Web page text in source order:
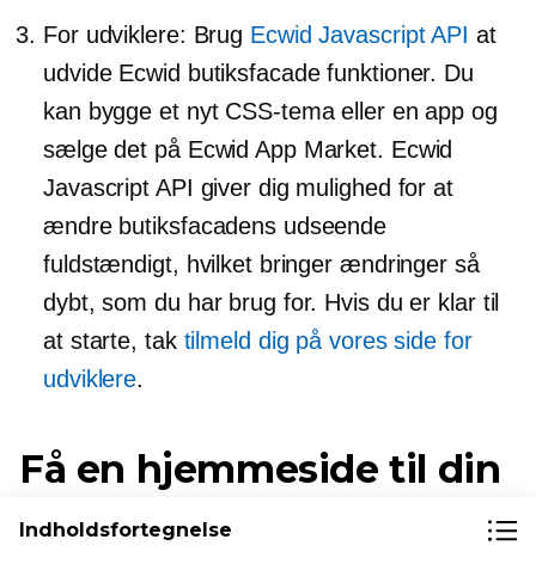
For udviklere: Brug Ecwid Javascript API at
udvide Ecwid butiksfacade funktioner. Du
kan bygge et nyt CSS-tema eller en app og
sælge det på Ecwid App Market. Ecwid
Javascript API giver dig mulighed for at
ændre butiksfacadens udseende
fuldstændigt, hvilket bringer ændringer så
dybt, som du har brug for. Hvis du er klar til
at starte, tak tilmeld dig på vores side for
udviklere.
Få en hjemmeside til din
virksomhed
Indholdsfortegnelse